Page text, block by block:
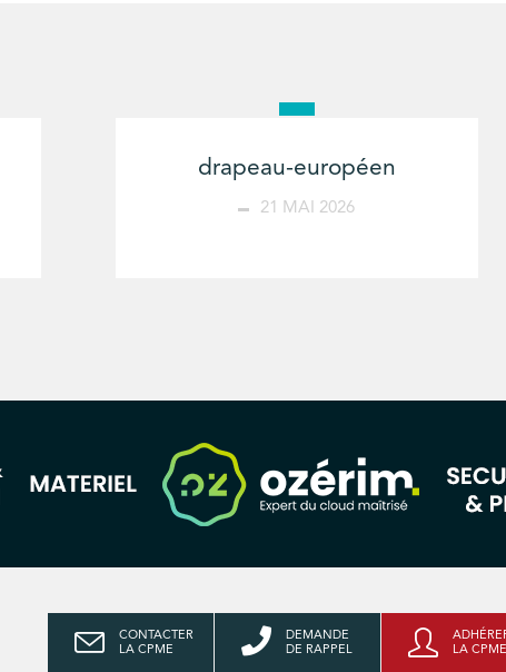
drapeau-européen
21 MAI 2026
CONTACTER
LA CPME
DEMANDE
DE RAPPEL
LA CPME